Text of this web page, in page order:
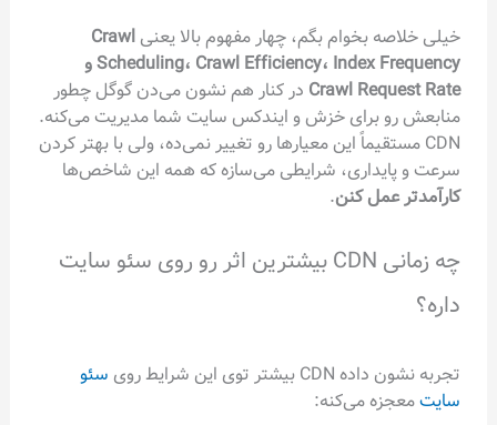
خیلی خلاصه بخوام بگم، چهار مفهوم بالا یعنی Crawl
Scheduling، Crawl Efficiency، Index Frequency و
Crawl Request Rate در کنار هم نشون می‌دن گوگل چطور
منابعش رو برای خزش و ایندکس سایت شما مدیریت می‌کنه.
CDN مستقیماً این معیارها رو تغییر نمی‌ده، ولی با بهتر کردن
سرعت و پایداری، شرایطی می‌سازه که همه این شاخص‌ها
کارآمدتر عمل کنن.
چه زمانی CDN بیشترین اثر رو روی سئو سایت
داره؟
تجربه نشون داده CDN بیشتر توی این شرایط روی
سئو
سایتمعجزه می‌کنه: